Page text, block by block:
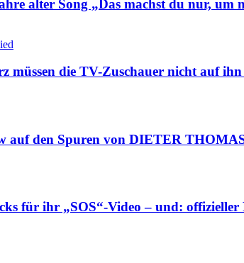
alter Song „Das machst du nur, um
die TV-Zuschauer nicht auf
auf den Spuren von DIETER
für ihr „SOS“-Video – und: offizieller